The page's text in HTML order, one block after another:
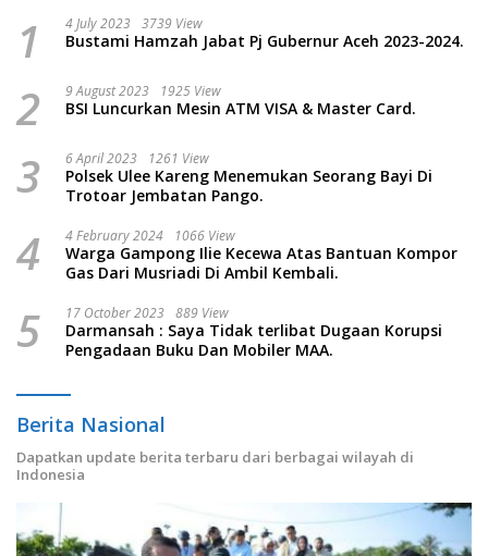
1 4 July 2023 3739 View
Bustami Hamzah Jabat Pj Gubernur Aceh 2023-2024.
2 9 August 2023 1925 View
BSI Luncurkan Mesin ATM VISA & Master Card.
3 6 April 2023 1261 View
Polsek Ulee Kareng Menemukan Seorang Bayi Di
Trotoar Jembatan Pango.
4 4 February 2024 1066 View
Warga Gampong Ilie Kecewa Atas Bantuan Kompor
Gas Dari Musriadi Di Ambil Kembali.
5 17 October 2023 889 View
Darmansah : Saya Tidak terlibat Dugaan Korupsi
Pengadaan Buku Dan Mobiler MAA.
Berita Nasional
Dapatkan update berita terbaru dari berbagai wilayah di
Indonesia